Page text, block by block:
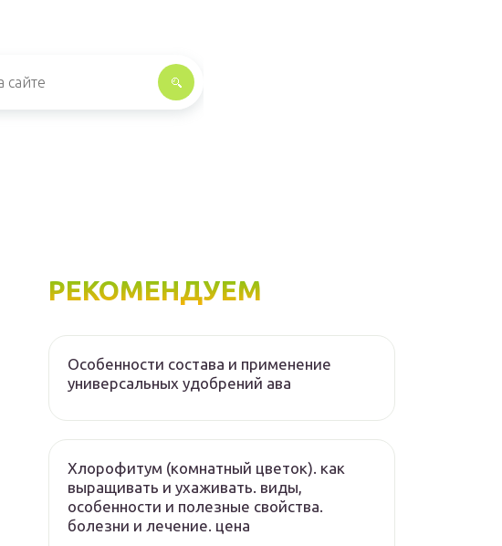
РЕКОМЕНДУЕМ
Особенности состава и применение
универсальных удобрений ава
Хлорофитум (комнатный цветок). как
выращивать и ухаживать. виды,
особенности и полезные свойства.
болезни и лечение. цена